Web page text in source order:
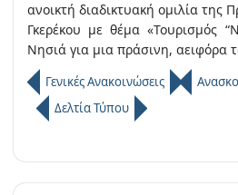
ανοικτή διαδικτυακή ομιλία της
Γκερέκου με θέμα «Τουρισμός
Νησιά για μια πράσινη, αειφόρα
Γενικές Ανακοινώσεις
Δελτία Τύπου